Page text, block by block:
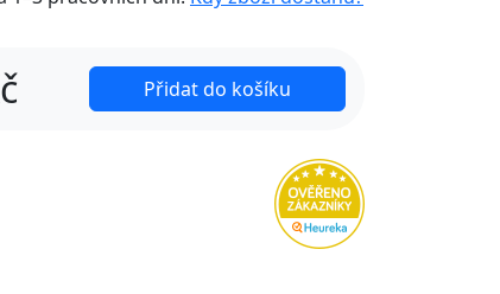
Přidat do košíku